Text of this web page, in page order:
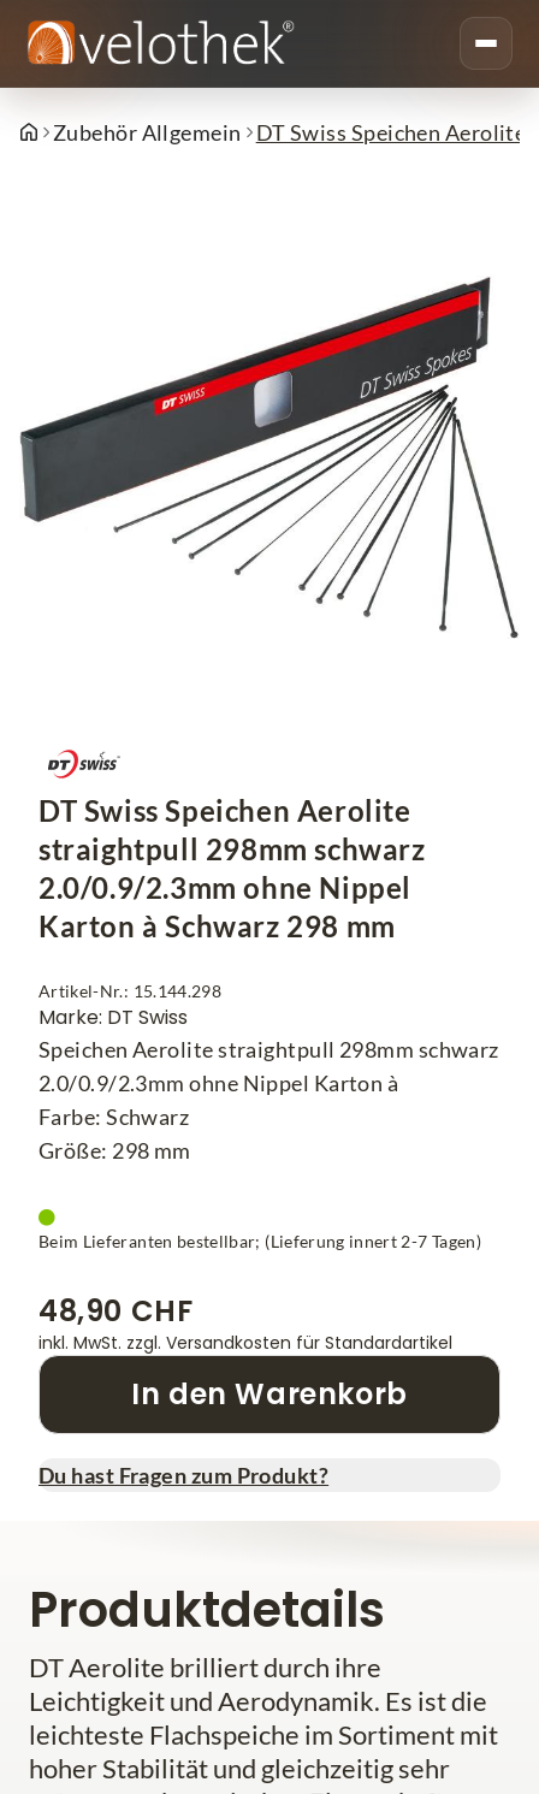
Zubehör Allgemein DT Swiss Speichen
DT Swiss Speichen Aerolite
straightpull 298mm schwarz
2.0/0.9/2.3mm ohne Nippel
Karton à Schwarz 298 mm
Artikel-Nr.: 15.144.298
Marke: DT Swiss
Speichen Aerolite straightpull 298mm schwarz
2.0/0.9/2.3mm ohne Nippel Karton à
Farbe: Schwarz
Größe: 298 mm
Beim Lieferanten bestellbar; (Lieferung innert 2-7 Tagen)
48,90 CHF
inkl. MwSt. zzgl. Versandkosten für Standardartikel
In den Warenkorb
Du hast Fragen zum Produkt?
Produktdetails
DT Aerolite brilliert durch ihre
Leichtigkeit und Aerodynamik. Es ist die
leichteste Flachspeiche im Sortiment mit
hoher Stabilität und gleichzeitig sehr